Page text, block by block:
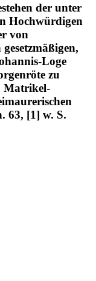
der unter
Hochwürdigen
von
Loge
zu
Matrikel-
63, [1] w. S.